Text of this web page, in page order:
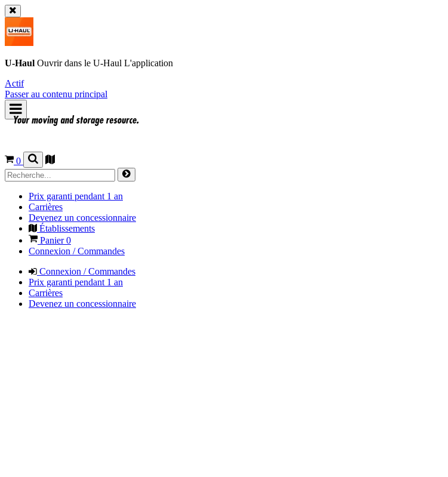
U-Haul Ouvrir dans le U-Haul L'application
Actif
Passer au contenu principal
0
Prix garanti pendant 1 an
Carrières
Devenez un concessionnaire
Établissements
Panier0
Connexion / Commandes
Connexion / Commandes
Prix garanti pendant 1 an
Carrières
Devenez un concessionnaire